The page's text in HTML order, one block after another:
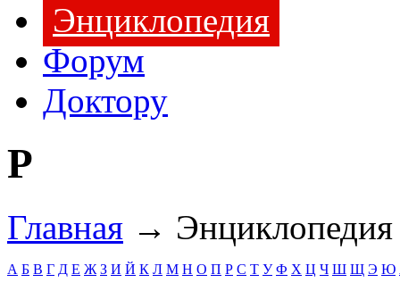
Энциклопедия
Форум
Доктору
Р
Главная →
А Б В Г Д Е Ж З И Й К Л М Н О П Р С Т У Ф Х Ц Ч Ш Щ Э Ю